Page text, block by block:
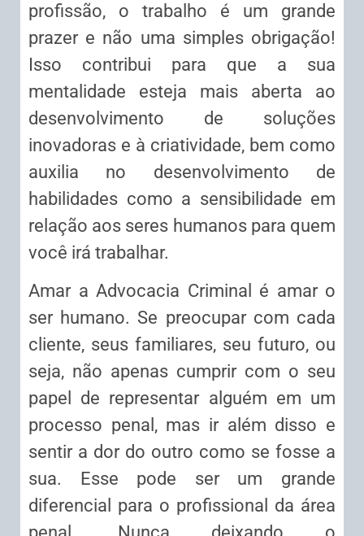
profissão, o trabalho é um grande
prazer e não uma simples obrigação!
Isso contribui para que a sua
mentalidade esteja mais aberta ao
desenvolvimento de soluções
inovadoras e à criatividade, bem como
auxilia no desenvolvimento de
habilidades como a sensibilidade em
relação aos seres humanos para quem
você irá trabalhar.
Amar a Advocacia Criminal é amar o
ser humano. Se preocupar com cada
cliente, seus familiares, seu futuro, ou
seja, não apenas cumprir com o seu
papel de representar alguém em um
processo penal, mas ir além disso e
sentir a dor do outro como se fosse a
sua. Esse pode ser um grande
diferencial para o profissional da área